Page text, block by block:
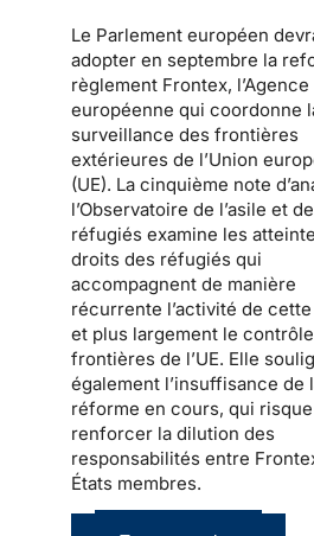
Le Parlement européen
adopter en septembre la
règlement Frontex, l’Agence
européenne qui coordonne
surveillance des frontières
extérieures de l’Union
(UE). La cinquième note
l’Observatoire de l’asile et
réfugiés examine les
droits des réfugiés qui
accompagnent de manière
récurrente l’activité de
et plus largement le
frontières de l’UE. Elle
également l’insuffisance de
réforme en cours, qui
renforcer la dilution des
responsabilités entre
États membres.